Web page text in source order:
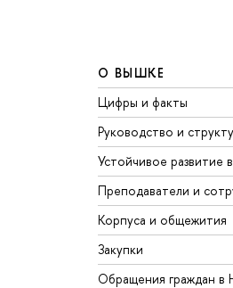
О ВЫШКЕ
Цифры и факты
Руководство и
Устойчивое
Преподаватели и
Корпуса и общежития
Закупки
Обращения граждан